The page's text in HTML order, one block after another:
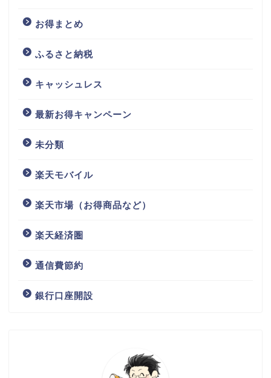
お得まとめ
ふるさと納税
キャッシュレス
最新お得キャンペーン
未分類
楽天モバイル
楽天市場（お得商品など）
楽天経済圏
通信費節約
銀行口座開設